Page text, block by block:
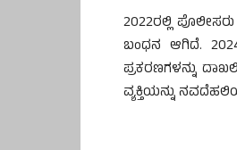
2022ರಲ್ಲಿ
ಬಂಧನ ಆಗಿದೆ.
ಪ್ರಕರಣಗಳನ್ನು
ವ್ಯಕ್ತಿಯನ್ನು